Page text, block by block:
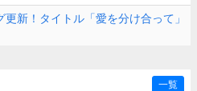
更新！タイトル「愛を分け合って」
一覧